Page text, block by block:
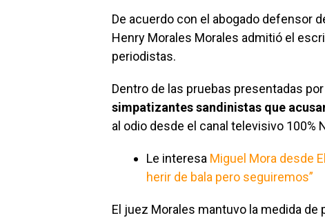
De acuerdo con el abogado defensor
Henry Morales Morales admitió el
periodistas.
Dentro de las pruebas presentadas por
simpatizantes sandinistas que
al odio desde el canal televisivo 100%
Le interesa Miguel Mora desde
herir de bala pero seguiremos”
El juez Morales mantuvo la medida